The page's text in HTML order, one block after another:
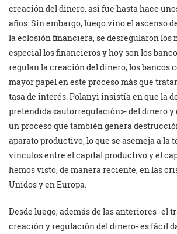
creación del dinero, así fue hasta hace
años. Sin embargo, luego vino el ascenso
la eclosión financiera, se desregularon los
especial los financieros y hoy son los
regulan la creación del dinero; los bancos
mayor papel en este proceso más que
tasa de interés. Polanyi insistía en que la
pretendida «autorregulación»- del dinero y
un proceso que también genera
aparato productivo, lo que se asemeja a la
vínculos entre el capital productivo y el
hemos visto, de manera reciente, en las
Unidos y en Europa.
Desde luego, además de las anteriores -el
creación y regulación del dinero- es fácil